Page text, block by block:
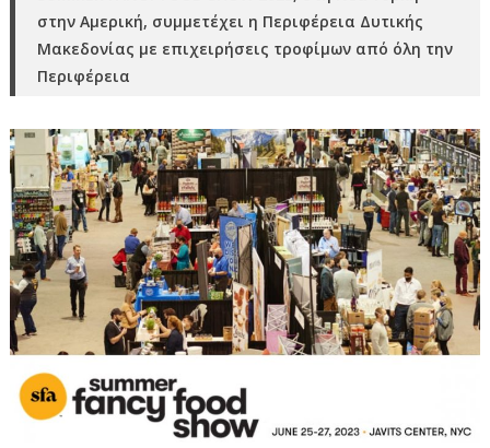
στην Αμερική, συμμετέχει η Περιφέρεια Δυτικής
Μακεδονίας με επιχειρήσεις τροφίμων από όλη την
Περιφέρεια